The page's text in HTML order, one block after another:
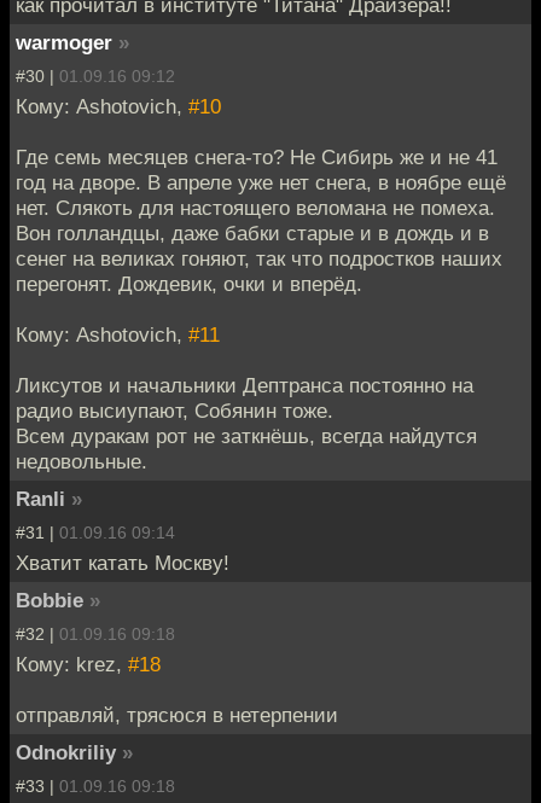
warmoger »
#30 | 01.09.16 09:12
Кому: Ashotovich, #10
Где семь месяцев снега-то? Не Сибирь же и не 41
год на дворе. В апреле уже нет снега, в ноябре ещё
нет. Слякоть для настоящего веломана не помеха.
Вон голландцы, даже бабки старые и в дождь и в
сенег на великах гоняют, так что подростков наших
перегонят. Дождевик, очки и вперёд.
Кому: Ashotovich, #11
Ликсутов и начальники Дептранса постоянно на
радио высиупают, Собянин тоже.
Всем дуракам рот не заткнёшь, всегда найдутся
недовольные.
Ranli »
#31 | 01.09.16 09:14
Хватит катать Москву!
Bobbie »
#32 | 01.09.16 09:18
Кому: krez, #18
отправляй, трясюся в нетерпении
Odnokriliy »
#33 | 01.09.16 09:18